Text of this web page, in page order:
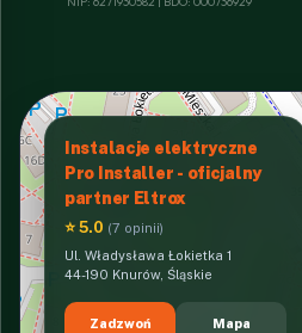
Instalacje elektryczne
Pro Installer - oficjalny
partner Eltrox
⭐ 5.0 (7 opinii)
Ul. Władysława Łokietka 1
44-190 Knurów, Śląskie
Zadzwoń Mapa